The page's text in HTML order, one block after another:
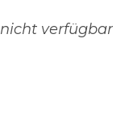
verfügbar